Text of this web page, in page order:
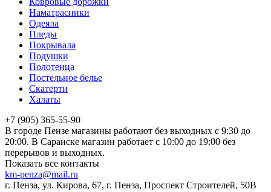
Наматрасники
Одеяла
Пледы
Покрывала
Подушки
Полотенца
Постельное белье
Скатерти
Халаты
+7 (905) 365-55-90
В городе Пензе магазины работают без выходных с 9:30 до
20:00. В Саранске магазин работает с 10:00 до 19:00 без
перерывов и выходных.
Показать все контакты
km-penza@mail.ru
г. Пенза, ул. Кирова, 67, г. Пенза, Проспект Строителей, 50В